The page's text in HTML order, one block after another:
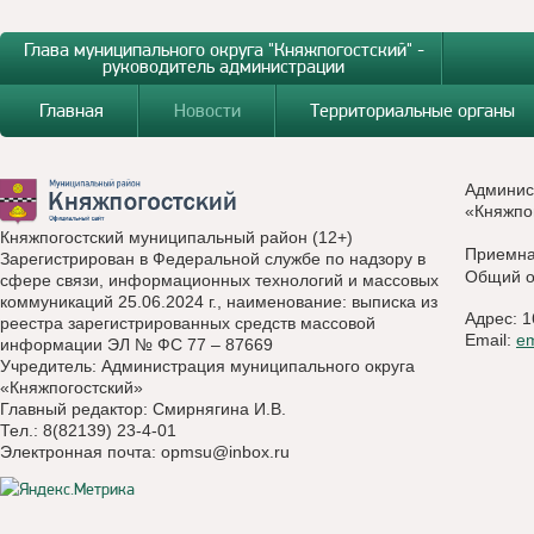
Глава муниципального округа "Княжпогостский" -
руководитель администрации
Главная
Новости Территориальные органы
Княжпогостский муниципальный район (12+)
Зарегистрирован в Федеральной службе по надзору в
сфере связи, информационных технологий и массовых
коммуникаций 25.06.2024 г., наименование: выписка из
реестра зарегистрированных средств массовой
информации ЭЛ № ФС 77 – 87669
Учредитель: Администрация муниципального округа
«Княжпогостский»
Главный редактор: Смирнягина И.В.
Тел.: 8(82139) 23-4-01
Электронная почта: opmsu@inbox.ru
Общий
Адрес:
Email: